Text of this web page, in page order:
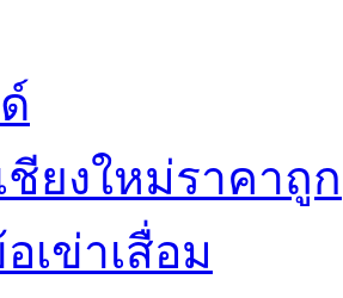
ชียงใหม่ราคาถูก
เข่าเสื่อม